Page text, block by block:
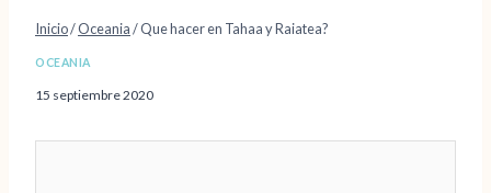
Inicio/Oceania/Que hacer en Tahaa y Raiatea?
OCEANIA
15 septiembre 2020